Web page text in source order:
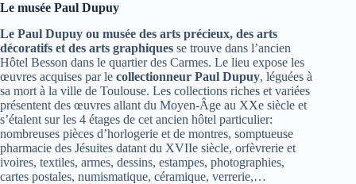
Le musée Paul Dupuy
Le Paul Dupuy ou musée des arts précieux, des arts
décoratifs et des arts graphiques se trouve dans l’ancien
Hôtel Besson dans le quartier des Carmes. Le lieu expose les
œuvres acquises par le collectionneur Paul Dupuy, léguées à
sa mort à la ville de Toulouse. Les collections riches et variées
présentent des œuvres allant du Moyen-Âge au XXe siècle et
s’étalent sur les 4 étages de cet ancien hôtel particulier:
nombreuses pièces d’horlogerie et de montres, somptueuse
pharmacie des Jésuites datant du XVIIe siècle, orfèvrerie et
ivoires, textiles, armes, dessins, estampes, photographies,
cartes postales, numismatique, céramique, verrerie,…